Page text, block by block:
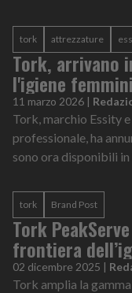
tork attrezzature
Tork, arrivano
l'igiene
11 marzo 2026 |
Tork, marchio Essity
professionale, ha
sono ora disponibili
tork Brand Post
Tork
frontiera
02 dicembre 2025 |
Tork amplia la